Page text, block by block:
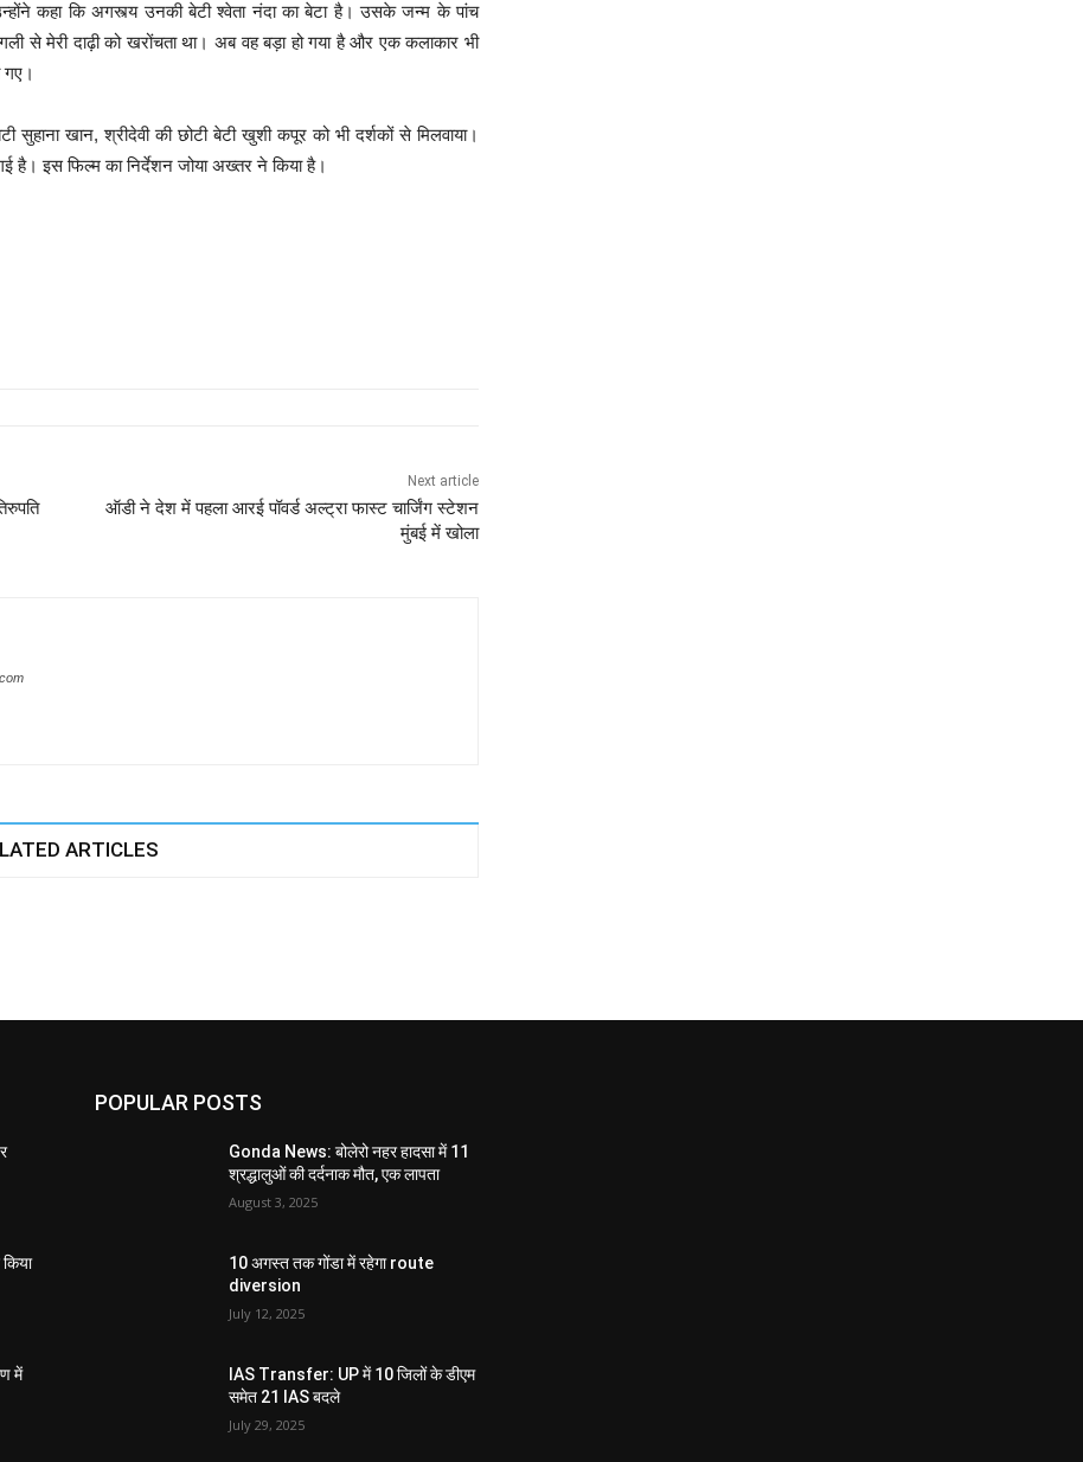
कहा कि अगस्त्य उनकी बेटी श्वेता नंदा का बेटा है। उसके जन्म के पांच
से मेरी दाढ़ी को खरोंचता था। अब वह बड़ा हो गया है और एक कलाकार भी
गए।
सुहाना खान, श्रीदेवी की छोटी बेटी खुशी कपूर को भी दर्शकों से मिलवाया।
है। इस फिल्म का निर्देशन जोया अख्तर ने किया है।
Next article
ऑडी ने देश में पहला आरई पॉवर्ड अल्ट्रा फास्ट चार्जिंग स्टेशन
मुंबई में खोला
ARTICLES
में
POPULAR POSTS
Gonda News: बोलेरो नहर हादसा में 11
श्रद्धालुओं की दर्दनाक मौत, एक लापता
August 3, 2025
10 अगस्त तक गोंडा में रहेगा route
diversion
July 12, 2025
IAS Transfer: UP में 10 जिलों के डीएम
समेत 21 IAS बदले
July 29, 2025